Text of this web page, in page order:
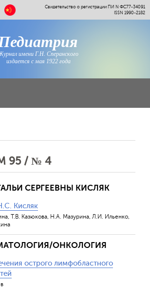
Свидетельство о регистрации ПИ N ФС77-34091
ISSN 1990-2182
имени Г.Н. Сперанского
издается с мая 1922 года
95 / № 4
СЕРГЕЕВНЫ КИСЛЯК
Кисляк
Т.В. Казюкова, Н.А. Мазурина, Л.И. Ильенко,
ОНКОЛОГИЯ
острого лимфобластного